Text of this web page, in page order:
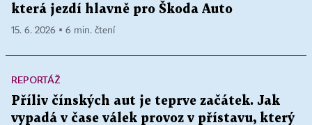
která jezdí hlavně pro Škoda Auto
15. 6. 2026 ▪ 6 min. čtení
REPORTÁŽ
Příliv čínských aut je teprve začátek. Jak
vypadá v čase válek provoz v přístavu, který